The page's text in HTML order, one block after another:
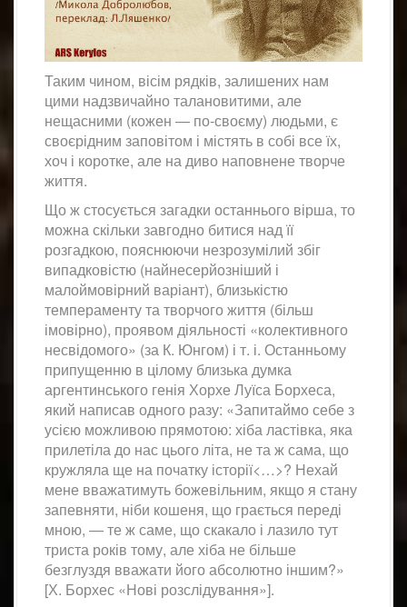
Таким чином, вісім рядків, залишених нам
цими надзвичайно талановитими, але
нещасними (кожен ― по-своєму) людьми, є
своєрідним заповітом і містять в собі все їх,
хоч і коротке, але на диво наповнене творче
життя.
Що ж стосується загадки останнього вірша, то
можна скільки завгодно битися над її
розгадкою, пояснюючи незрозумілий збіг
випадковістю (найнесерйозніший і
малоймовірний варіант), близькістю
темпераменту та творчого життя (більш
імовірно), проявом діяльності «колективного
несвідомого» (за К. Юнгом) і т. і. Останньому
припущенню в цілому близька думка
аргентинського генія Хорхе Луїса Борхеса,
який написав одного разу: «Запитаймо себе з
усією можливою прямотою: хіба ластівка, яка
прилетіла до нас цього літа, не та ж сама, що
кружляла ще на початку історії<…>? Нехай
мене вважатимуть божевільним, якщо я стану
запевняти, ніби кошеня, що грається переді
мною, ― те ж саме, що скакало і лазило тут
триста років тому, але хіба не більше
безглуздя вважати його абсолютно іншим?»
[Х. Борхес «Нові розслідування»].